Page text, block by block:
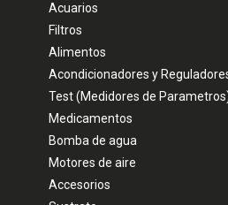
Acuarios
Filtros
Alimentos
Acondicionadores y
Test (Medidores de
Medicamentos
Bomba de agua
Motores de aire
Accesorios